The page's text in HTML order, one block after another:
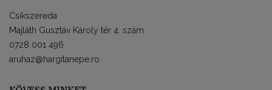
Csíkszereda
Majláth Gusztáv Károly tér 4. szám
0728 001 496
aruhaz@hargitanepe.ro